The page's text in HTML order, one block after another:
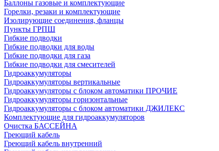
Баллоны газовые и комплектующие
Горелки, резаки и комплектующие
Изолирующие соединения, фланцы
Пункты ГРПШ
Гибкие подводки
Гибкие подводки для воды
Гибкие подводки для газа
Гибкие подводки для смесителей
Гидроаккумуляторы
Гидроаккумуляторы вертикальные
Гидроаккумуляторы с блоком автоматики ПРОЧИЕ
Гидроаккумуляторы горизонтальные
Гидроаккумуляторы с блоком автоматики ДЖИЛЕКС
Комплектующие для гидроаккумуляторов
Очистка БАССЕЙНА
Греющий кабель
Греющий кабель внутренний